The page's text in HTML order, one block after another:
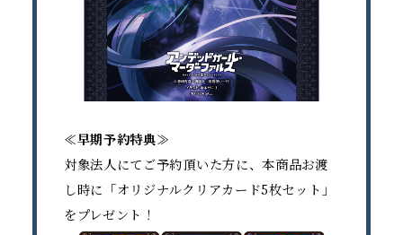
≪早期予約特典≫
対象法人にてご予約頂いた方に、本商品お渡
し時に「オリジナルクリアカード5枚セット」
をプレゼント！